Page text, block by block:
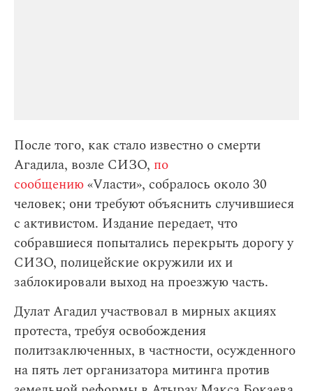
После того, как стало известно о смерти
Агадила, возле СИЗО, по
сообщению«Vласти», собралось около 30
человек; они требуют объяснить случившиеся
с активистом. Издание передает, что
собравшиеся попытались перекрыть дорогу у
СИЗО, полицейские окружили их и
заблокировали выход на проезжую часть.
Дулат Агадил участвовал в мирных акциях
протеста, требуя освобождения
политзаключенных, в частности, осужденного
на пять лет организатора митинга против